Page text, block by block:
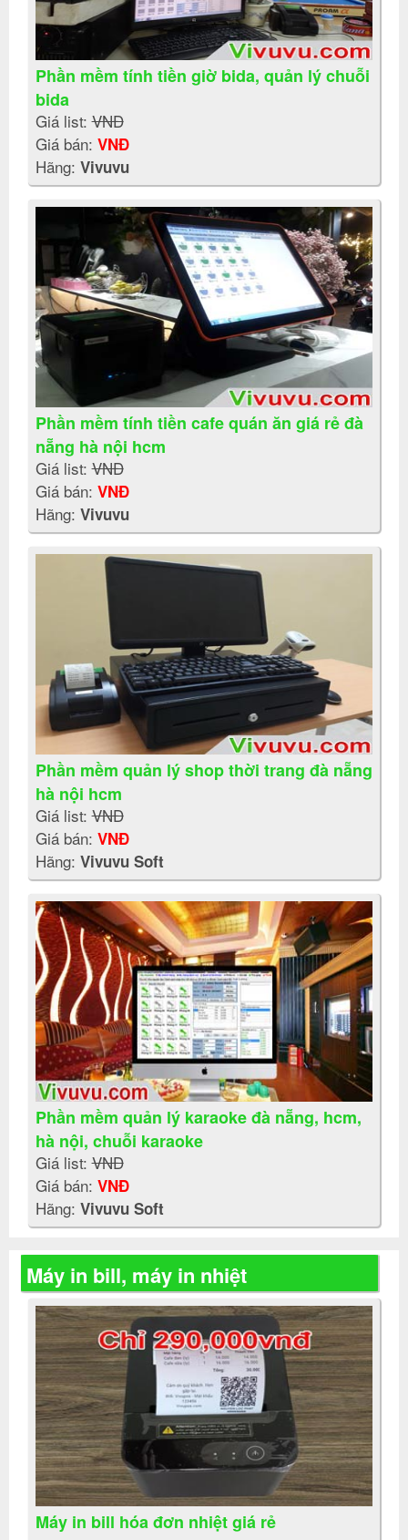
Phần mềm tính tiền giờ bida, quản lý chuỗi
bida
Giá list:VNĐ
Giá bán: VNĐ
Hãng: Vivuvu
Phần mềm tính tiền cafe quán ăn giá rẻ đà
nẵng hà nội hcm
Giá list:VNĐ
Giá bán: VNĐ
Hãng: Vivuvu
Phần mềm quản lý shop thời trang đà nẵng
hà nội hcm
Giá list:VNĐ
Giá bán: VNĐ
Hãng: Vivuvu Soft
Phần mềm quản lý karaoke đà nẵng, hcm,
hà nội, chuỗi karaoke
Giá list:VNĐ
Giá bán: VNĐ
Hãng: Vivuvu Soft
Máy in bill, máy in nhiệt
Máy in bill hóa đơn nhiệt giá rẻ